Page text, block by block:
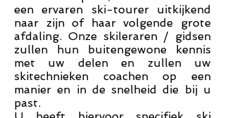
een ervaren ski-tourer uitkijkend
naar zijn of haar volgende grote
afdaling. Onze skileraren / gidsen
zullen hun buitengewone kennis
met uw delen en zullen uw
skitechnieken coachen op een
manier en in de snelheid die bij u
past.